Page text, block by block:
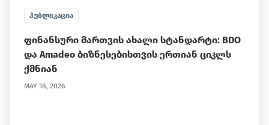
ᲞᲣᲑᲚᲘᲙᲐᲪᲘᲐ
ფინანსური მართვის ახალი სტანდარტი: BDO
და Amadeo ბიზნესებისთვის ერთიან ციკლს
ქმნიან
MAY 18, 2026